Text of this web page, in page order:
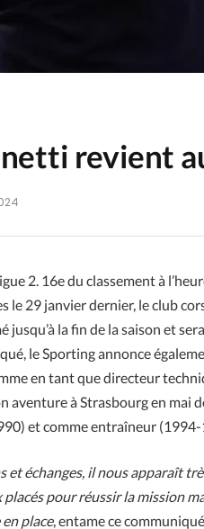
revient
2. 16e du classement à
le 29 janvier dernier, le club
jusqu’à la fin de la saison et
le Sporting annonce
en tant que directeur
aventure à Strasbourg en
et comme entraîneur
et échanges, il nous apparaît
placés pour réussir la mission
place, entame ce